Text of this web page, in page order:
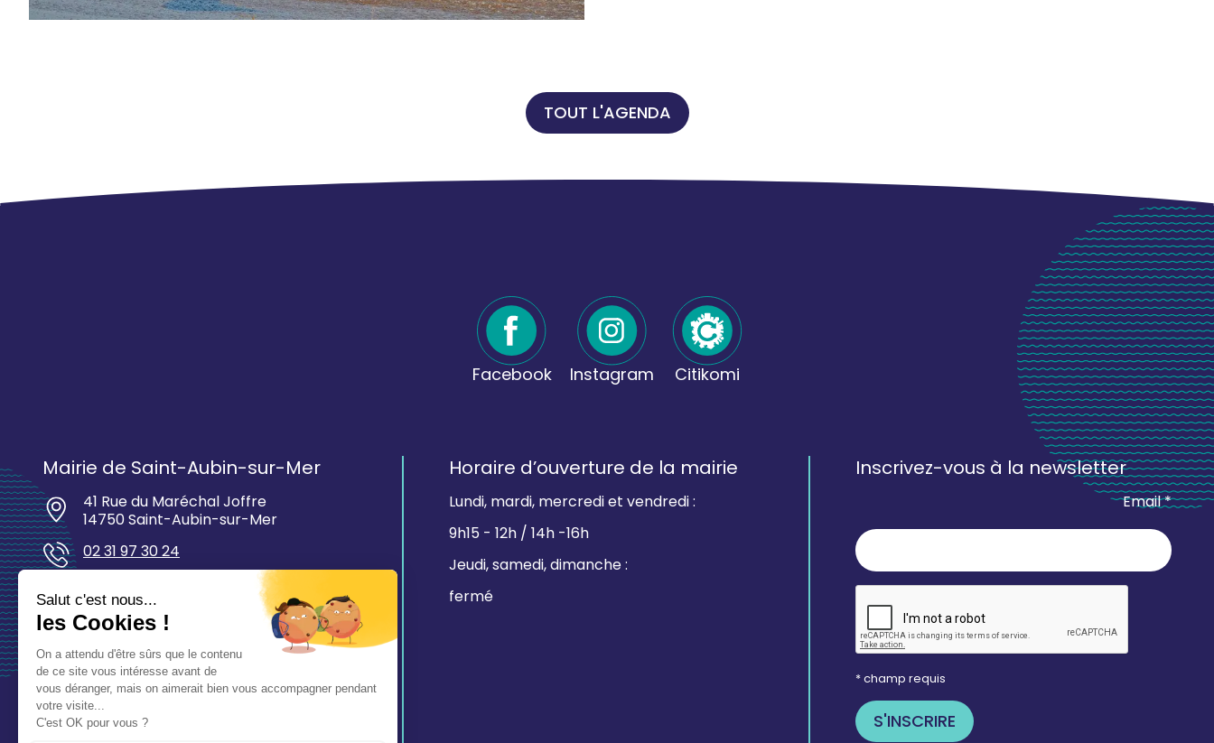
TOUT L'AGENDA
Facebook Instagram Citikomi
Mairie de Saint-Aubin-sur-Mer
41 Rue du Maréchal Joffre
14750 Saint-Aubin-sur-Mer
02 31 97 30 24
mairie@saintaubinsurmer.fr
Horaire d’ouverture de la mairie
Lundi, mardi, mercredi et vendredi :
9h15 - 12h / 14h -16h
Jeudi, samedi, dimanche :
fermé
Inscrivez-vous à la newsletter
Email *
* champ requis